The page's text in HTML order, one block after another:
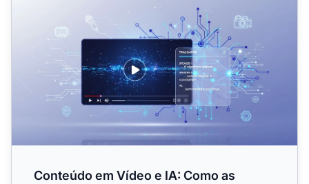
Conteúdo em Vídeo e IA: Como as